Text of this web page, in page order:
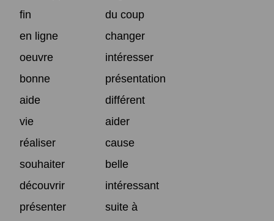
fin
du coup
en ligne
changer
oeuvre
intéresser
bonne
présentation
aide
différent
vie
aider
réaliser
cause
souhaiter
belle
découvrir
intéressant
présenter
suite à